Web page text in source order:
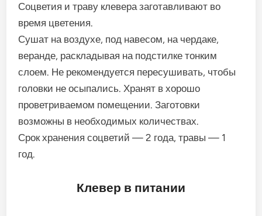
Соцветия и траву клевера заготавливают во
время цветения.
Сушат на воздухе, под навесом, на чердаке,
веранде, раскладывая на подстилке тонким
слоем. Не рекомендуется пересушивать, чтобы
головки не осыпались. Хранят в хорошо
проветриваемом помещении. Заготовки
возможны в необходимых количествах.
Срок хранения соцветий — 2 года, травы — 1
год.
Клевер в питании